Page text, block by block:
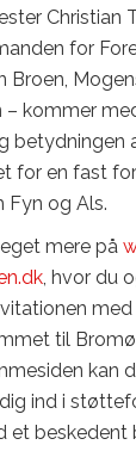
Christian
for
Broen,
– kommer
betydningen
for en fast
Fyn og Als.
mere på
, hvor du
med
til
kan
ind i
et beskedent